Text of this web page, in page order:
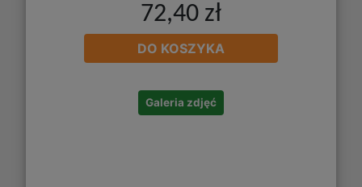
72,40 zł
DO KOSZYKA
Galeria zdjęć